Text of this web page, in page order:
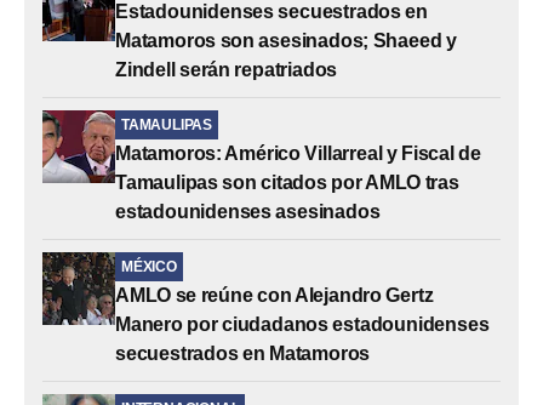
Estadounidenses secuestrados en
Matamoros son asesinados; Shaeed y
Zindell serán repatriados
TAMAULIPAS
Matamoros: Américo Villarreal y Fiscal de
Tamaulipas son citados por AMLO tras
estadounidenses asesinados
MÉXICO
AMLO se reúne con Alejandro Gertz
Manero por ciudadanos estadounidenses
secuestrados en Matamoros